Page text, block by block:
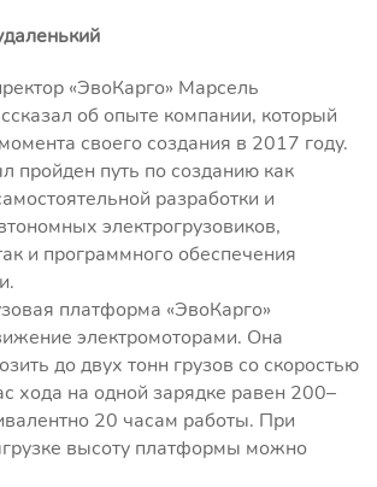
«ЭвоКарго» Марсель
об опыте компании, который
своего создания в 2017 году.
пройден путь по созданию как
разработки и
электрогрузовиков,
и программного обеспечения
платформа «ЭвоКарго»
электромоторами. Она
до двух тонн грузов со скоростью
хода на одной зарядке равен 200–
20 часам работы. При
высоту платформы можно